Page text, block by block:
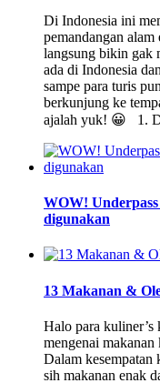
Di Indonesia ini
pemandangan
langsung bikin gak
ada di Indonesia
sampe para turis
berkunjung ke
ajalah yuk! 😀 1.
WOW!
digunakan
13 Makanan &
Halo para kuliner’s
mengenai makanan
Dalam kesempatan
sih makanan enak